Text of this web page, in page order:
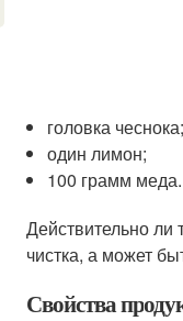
головка чеснока;
один лимон;
100 грамм меда.
Действительно ли
чистка, а может
Свойства